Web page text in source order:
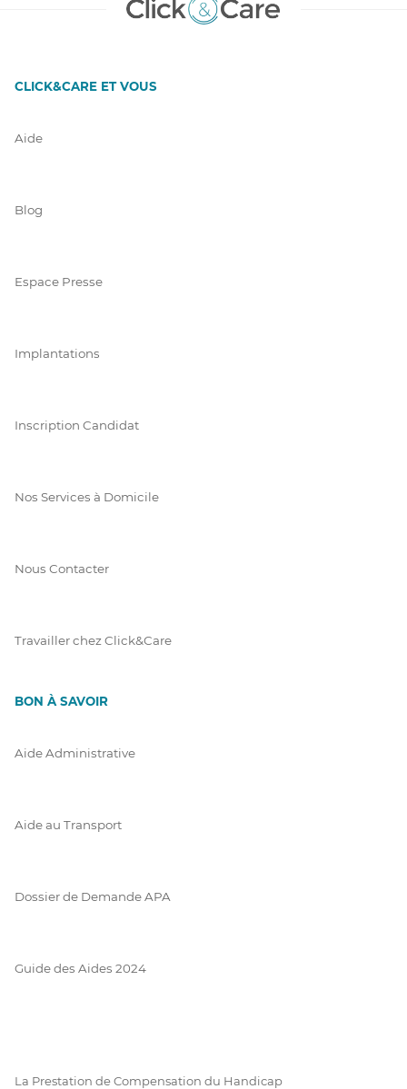
CLICK&CARE ET VOUS
Aide
Blog
Espace Presse
Implantations
Inscription Candidat
Nos Services à Domicile
Nous Contacter
Travailler chez Click&Care
BON À SAVOIR
Aide Administrative
Aide au Transport
Dossier de Demande APA
Guide des Aides 2024
La Prestation de Compensation du Handicap